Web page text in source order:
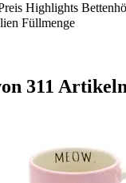
Highlights
Füllmenge
311